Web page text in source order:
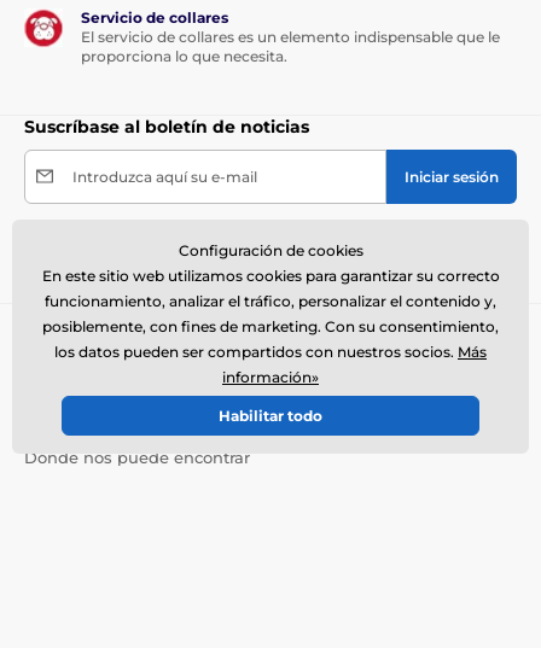
Servicio de collares
El servicio de collares es un elemento indispensable que le
proporciona lo que necesita.
Suscríbase al boletín de noticias
Introduzca aquí su e-mail Iniciar sesión
datos personales.
Necesita ayuda ?
El servicio de atención al cliente está disponible
info@electro-collares.es
Dónde nos puede encontrar
Configuración de cookies
En este sitio web utilizamos cookies para garantizar su correcto
funcionamiento, analizar el tráfico, personalizar el contenido y,
posiblemente, con fines de marketing. Con su consentimiento,
los datos pueden ser compartidos con nuestros socios. Más
información»
Habilitar todo